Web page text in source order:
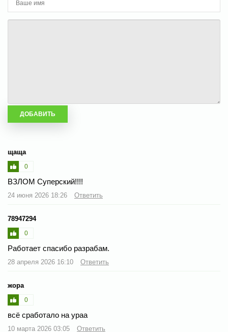
щаща
0
ВЗЛОМ Суперский!!!!
24 июня 2026 18:26 Ответить
78947294
0
Работает спасибо разрабам.
28 апреля 2026 16:10 Ответить
жора
0
всё сработало на ураа
10 марта 2026 03:05 Ответить